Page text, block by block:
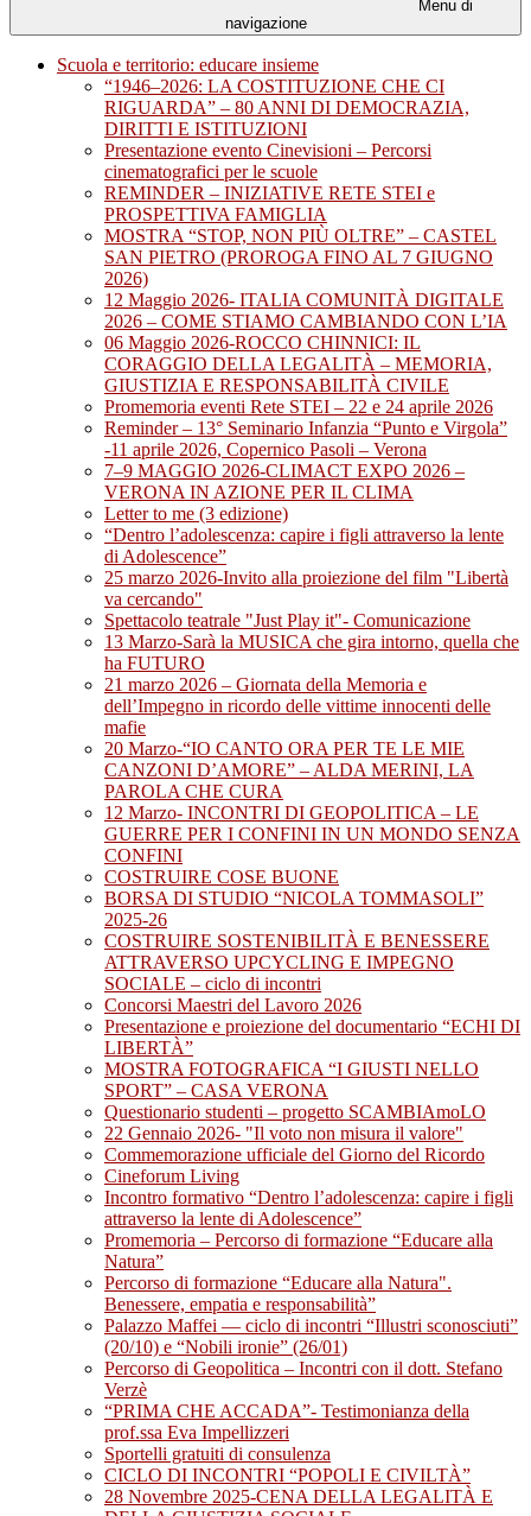
Menu di
navigazione
Scuola e territorio: educare insieme
“1946–2026: LA COSTITUZIONE CHE CI
RIGUARDA” – 80 ANNI DI DEMOCRAZIA,
DIRITTI E ISTITUZIONI
Presentazione evento Cinevisioni – Percorsi
cinematografici per le scuole
REMINDER – INIZIATIVE RETE STEI e
PROSPETTIVA FAMIGLIA
MOSTRA “STOP, NON PIÙ OLTRE” – CASTEL
SAN PIETRO (PROROGA FINO AL 7 GIUGNO
2026)
12 Maggio 2026- ITALIA COMUNITÀ DIGITALE
2026 – COME STIAMO CAMBIANDO CON L’IA
06 Maggio 2026-ROCCO CHINNICI: IL
CORAGGIO DELLA LEGALITÀ – MEMORIA,
GIUSTIZIA E RESPONSABILITÀ CIVILE
Promemoria eventi Rete STEI – 22 e 24 aprile 2026
Reminder – 13° Seminario Infanzia “Punto e Virgola”
-11 aprile 2026, Copernico Pasoli – Verona
7–9 MAGGIO 2026-CLIMACT EXPO 2026 –
VERONA IN AZIONE PER IL CLIMA
Letter to me (3 edizione)
“Dentro l’adolescenza: capire i figli attraverso la lente
di Adolescence”
25 marzo 2026-Invito alla proiezione del film "Libertà
va cercando"
Spettacolo teatrale "Just Play it"- Comunicazione
13 Marzo-Sarà la MUSICA che gira intorno, quella che
ha FUTURO
21 marzo 2026 – Giornata della Memoria e
dell’Impegno in ricordo delle vittime innocenti delle
mafie
20 Marzo-“IO CANTO ORA PER TE LE MIE
CANZONI D’AMORE” – ALDA MERINI, LA
PAROLA CHE CURA
12 Marzo- INCONTRI DI GEOPOLITICA – LE
GUERRE PER I CONFINI IN UN MONDO SENZA
CONFINI
COSTRUIRE COSE BUONE
BORSA DI STUDIO “NICOLA TOMMASOLI”
2025-26
COSTRUIRE SOSTENIBILITÀ E BENESSERE
ATTRAVERSO UPCYCLING E IMPEGNO
SOCIALE – ciclo di incontri
Concorsi Maestri del Lavoro 2026
Presentazione e proiezione del documentario “ECHI DI
LIBERTÀ”
MOSTRA FOTOGRAFICA “I GIUSTI NELLO
SPORT” – CASA VERONA
Questionario studenti – progetto SCAMBIAmoLO
22 Gennaio 2026- "Il voto non misura il valore"
Commemorazione ufficiale del Giorno del Ricordo
Cineforum Living
Incontro formativo “Dentro l’adolescenza: capire i figli
attraverso la lente di Adolescence”
Promemoria – Percorso di formazione “Educare alla
Natura”
Percorso di formazione “Educare alla Natura".
Benessere, empatia e responsabilità”
Palazzo Maffei — ciclo di incontri “Illustri sconosciuti”
(20/10) e “Nobili ironie” (26/01)
Percorso di Geopolitica – Incontri con il dott. Stefano
Verzè
“PRIMA CHE ACCADA”- Testimonianza della
prof.ssa Eva Impellizzeri
Sportelli gratuiti di consulenza
CICLO DI INCONTRI “POPOLI E CIVILTÀ”
28 Novembre 2025-CENA DELLA LEGALITÀ E